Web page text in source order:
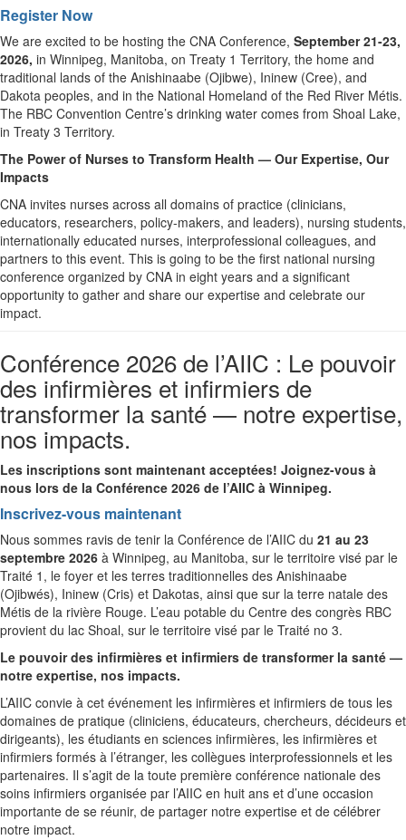
Register Now
We are excited to be hosting the CNA Conference, September 21-23,
2026, in Winnipeg, Manitoba, on Treaty 1 Territory, the home and
traditional lands of the Anishinaabe (Ojibwe), Ininew (Cree), and
Dakota peoples, and in the National Homeland of the Red River Métis.
The RBC Convention Centre’s drinking water comes from Shoal Lake,
in Treaty 3 Territory.
The Power of Nurses to Transform Health — Our Expertise, Our
Impacts
CNA invites nurses across all domains of practice (clinicians,
educators, researchers, policy-makers, and leaders), nursing students,
internationally educated nurses, interprofessional colleagues, and
partners to this event. This is going to be the first national nursing
conference organized by CNA in eight years and a significant
opportunity to gather and share our expertise and celebrate our
impact.
Conférence 2026 de l’AIIC : Le pouvoir
des infirmières et infirmiers de
transformer la santé — notre expertise,
nos impacts.
Les inscriptions sont maintenant acceptées! Joignez-vous à
nous lors de la Conférence 2026 de l’AIIC à Winnipeg.
Inscrivez-vous maintenant
Nous sommes ravis de tenir la Conférence de l’AIIC du 21 au 23
septembre 2026 à Winnipeg, au Manitoba, sur le territoire visé par le
Traité 1, le foyer et les terres traditionnelles des Anishinaabe
(Ojibwés), Ininew (Cris) et Dakotas, ainsi que sur la terre natale des
Métis de la rivière Rouge. L’eau potable du Centre des congrès RBC
provient du lac Shoal, sur le territoire visé par le Traité no 3.
Le pouvoir des infirmières et infirmiers de transformer la santé —
notre expertise, nos impacts.
L’AIIC convie à cet événement les infirmières et infirmiers de tous les
domaines de pratique (cliniciens, éducateurs, chercheurs, décideurs et
dirigeants), les étudiants en sciences infirmières, les infirmières et
infirmiers formés à l’étranger, les collègues interprofessionnels et les
partenaires. Il s’agit de la toute première conférence nationale des
soins infirmiers organisée par l’AIIC en huit ans et d’une occasion
importante de se réunir, de partager notre expertise et de célébrer
notre impact.